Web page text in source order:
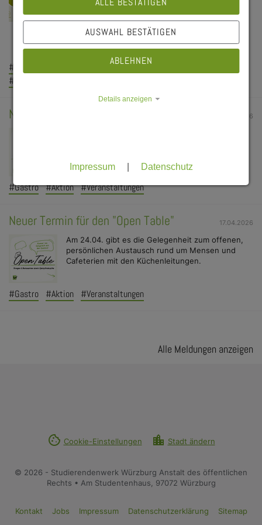
die Pause, andere sind auch in der
vorlesungsfreien Zeit – teilweise mit verkürzten
Öffnungszeiten – für Sie da.
#Gastro #Cafeteria #Wichtige Hinweise
#Schließtage
Neuer Termin für den "Open Table" 06.07.2026
#Gastro #Aktion #Veranstaltungen
Neuer Termin für den "Open Table" 17.04.2026
Am 24.04. gibt es die Gelegenheit zum offenen,
persönlichen Austausch rund um Mensen und
Cafeterien mit den Küchenleitungen.
#Gastro #Aktion #Veranstaltungen
Alle Meldungen anzeigen
cookie Cookie-Einstellungen location_city Stadt ändern
© 2026 - Studierendenwerk Würzburg Anstalt des öffentlichen
Rechts • Am Studentenhaus, 97072 Würzburg
Kontakt Jobs Impressum Datenschutzerklärung Sitemap
AUSWAHL BESTÄTIGEN
ABLEHNEN
Details anzeigen
Impressum Datenschutz